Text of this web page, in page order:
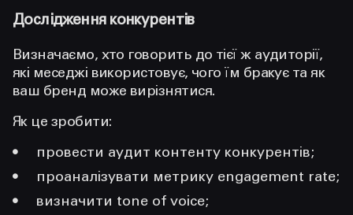
Дослідження конкурентів
Визначаємо, хто говорить до тієї ж аудиторії,
які меседжі використовує, чого їм бракує та як
ваш бренд може вирізнятися.
Як це зробити:
провести аудит контенту конкурентів;
проаналізувати метрику engagement rate;
визначити tone of voice;